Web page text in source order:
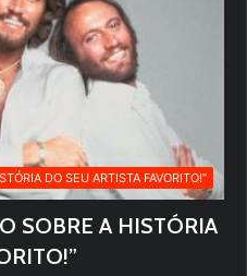
DO SEU ARTISTA FAVORITO!”
SOBRE A HISTÓRIA